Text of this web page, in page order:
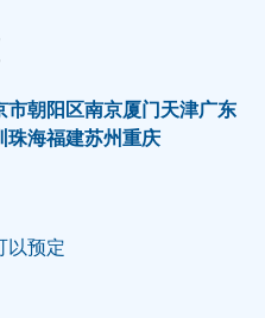
市朝阳区南京厦门天津广东
珠海福建苏州重庆
以预定